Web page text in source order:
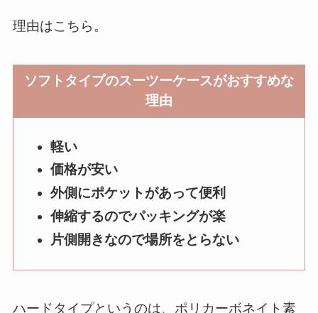
理由はこちら。
ソフトタイプのスーツーケースがおすすめな
理由
軽い
価格が安い
外側にポケットがあって便利
伸縮するのでパッキングが楽
片側開きなので場所をとらない
ハードタイプというのは、ポリカーボネイト素